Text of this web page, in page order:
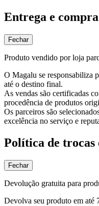
Entrega e
Fechar
Produto vendido por loja
O Magalu se responsabiliza
até o destino final.
As vendas são certificadas
procedência de produtos
Os parceiros são
excelência no serviço e
Política de trocas
Fechar
Devolução gratuita para
Devolva seu produto em até